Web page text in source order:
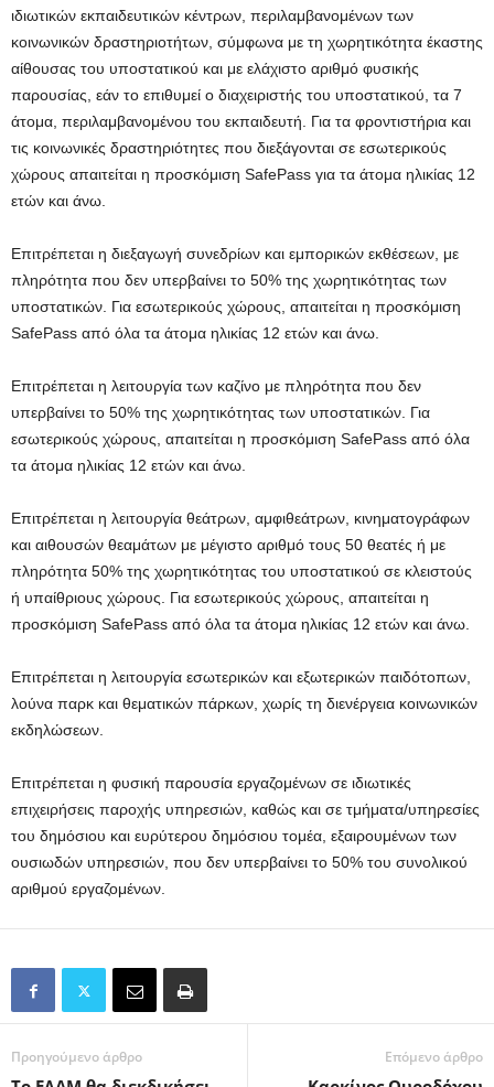
ιδιωτικών εκπαιδευτικών κέντρων, περιλαμβανομένων των
κοινωνικών δραστηριοτήτων, σύμφωνα με τη χωρητικότητα έκαστης
αίθουσας του υποστατικού και με ελάχιστο αριθμό φυσικής
παρουσίας, εάν το επιθυμεί ο διαχειριστής του υποστατικού, τα 7
άτομα, περιλαμβανομένου του εκπαιδευτή. Για τα φροντιστήρια και
τις κοινωνικές δραστηριότητες που διεξάγονται σε εσωτερικούς
χώρους απαιτείται η προσκόμιση SafePass για τα άτομα ηλικίας 12
ετών και άνω.
Επιτρέπεται η διεξαγωγή συνεδρίων και εμπορικών εκθέσεων, με
πληρότητα που δεν υπερβαίνει το 50% της χωρητικότητας των
υποστατικών. Για εσωτερικούς χώρους, απαιτείται η προσκόμιση
SafePass από όλα τα άτομα ηλικίας 12 ετών και άνω.
Επιτρέπεται η λειτουργία των καζίνο με πληρότητα που δεν
υπερβαίνει το 50% της χωρητικότητας των υποστατικών. Για
εσωτερικούς χώρους, απαιτείται η προσκόμιση SafePass από όλα
τα άτομα ηλικίας 12 ετών και άνω.
Επιτρέπεται η λειτουργία θεάτρων, αμφιθεάτρων, κινηματογράφων
και αιθουσών θεαμάτων με μέγιστο αριθμό τους 50 θεατές ή με
πληρότητα 50% της χωρητικότητας του υποστατικού σε κλειστούς
ή υπαίθριους χώρους. Για εσωτερικούς χώρους, απαιτείται η
προσκόμιση SafePass από όλα τα άτομα ηλικίας 12 ετών και άνω.
Επιτρέπεται η λειτουργία εσωτερικών και εξωτερικών παιδότοπων,
λούνα παρκ και θεματικών πάρκων, χωρίς τη διενέργεια κοινωνικών
εκδηλώσεων.
Επιτρέπεται η φυσική παρουσία εργαζομένων σε ιδιωτικές
επιχειρήσεις παροχής υπηρεσιών, καθώς και σε τμήματα/υπηρεσίες
του δημόσιου και ευρύτερου δημόσιου τομέα, εξαιρουμένων των
ουσιωδών υπηρεσιών, που δεν υπερβαίνει το 50% του συνολικού
αριθμού εργαζομένων.
Προηγούμενο άρθρο Επόμενο άρθρο